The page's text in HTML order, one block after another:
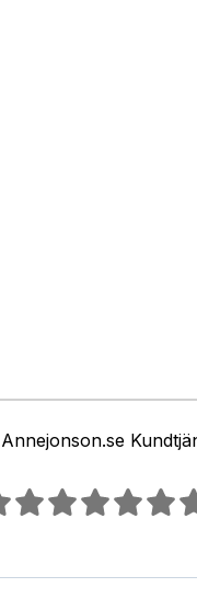
Annejonson.se